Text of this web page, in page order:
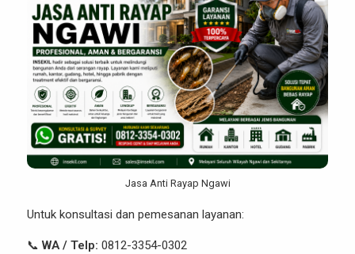
Jasa Anti Rayap Ngawi
Untuk konsultasi dan pemesanan layanan:
📞 WA / Telp: 0812-3354-0302